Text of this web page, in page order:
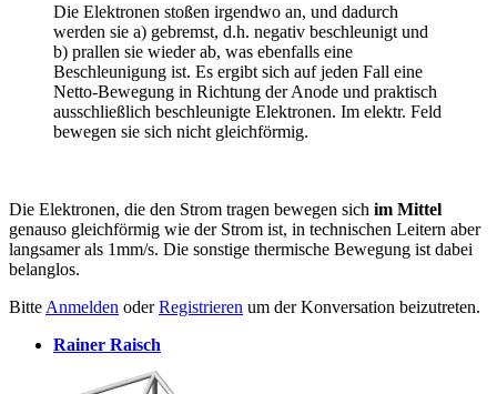
Die Elektronen stoßen irgendwo an, und dadurch
werden sie a) gebremst, d.h. negativ beschleunigt und
b) prallen sie wieder ab, was ebenfalls eine
Beschleunigung ist. Es ergibt sich auf jeden Fall eine
Netto-Bewegung in Richtung der Anode und praktisch
ausschließlich beschleunigte Elektronen. Im elektr. Feld
bewegen sie sich nicht gleichförmig.
Die Elektronen, die den Strom tragen bewegen sich im Mittel
genauso gleichförmig wie der Strom ist, in technischen Leitern aber
langsamer als 1mm/s. Die sonstige thermische Bewegung ist dabei
belanglos.
Bitte Anmelden oderRegistrieren um der Konversation beizutreten.
Rainer Raisch